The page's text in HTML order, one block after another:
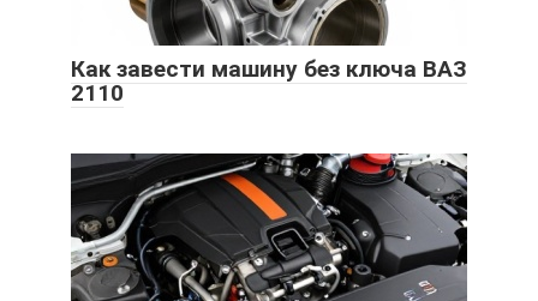
Как завести машину без ключа ВАЗ
2110